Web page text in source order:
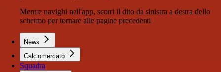
Mentre navighi nell'app, scorri il dito da sinistra a destra dello
schermo per tornare alle pagine precedenti
News
Calciomercato
Squadra